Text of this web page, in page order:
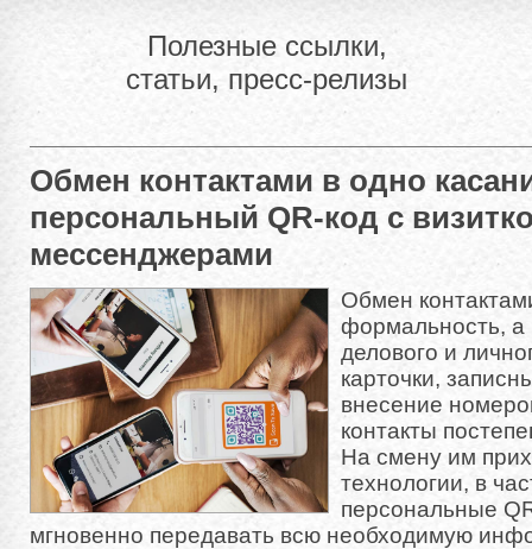
Полезные ссылки,
статьи, пресс-релизы
Обмен контактами в одно
персональный QR-код с
мессенджерами
Обмен
формальность,
делового и
карточки,
внесение
контакты
На смену им
технологии, в
персональные
мгновенно передавать всю необходимую